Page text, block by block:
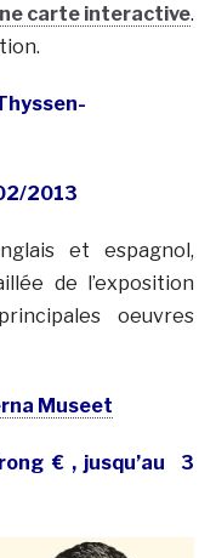
carte interactive.
2013
et espagnol,
de l’exposition
oeuvres
Museet
€ , jusqu’au 3